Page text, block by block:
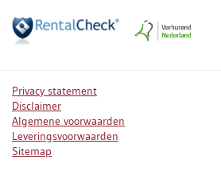
Privacy statement
Disclaimer
Algemene voorwaarden
Leveringsvoorwaarden
Sitemap